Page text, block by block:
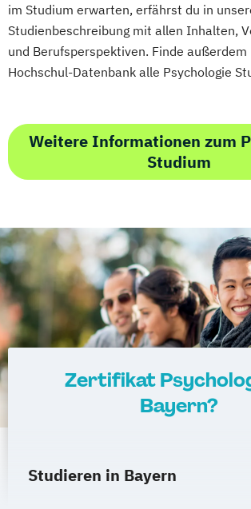
Geprüfte*r Technische*r
(IHK)
Geprüfte*r Wirtschaftsfachwirt*in
Human Resource Manager*in
IT-Manager*in Informatik
Innovationsmanagement kompakt
Lerncoach*in
Logistik- und Supply-Chain-
Manager*in für IT-Projekte
Marketing- und
Mathematik kompakt
Messtechnik für
Operatives Controlling kompakt
Organisationsentwickler*in
im Studium erwarten, erfährst du in
Studienbeschreibung mit allen Inhalten,
und Berufsperspektiven. Finde
Hochschul-Datenbank alle Psychologie
Weitere Informationen zum
Studium
Zertifikat
Bayern?
Studieren in Bayern